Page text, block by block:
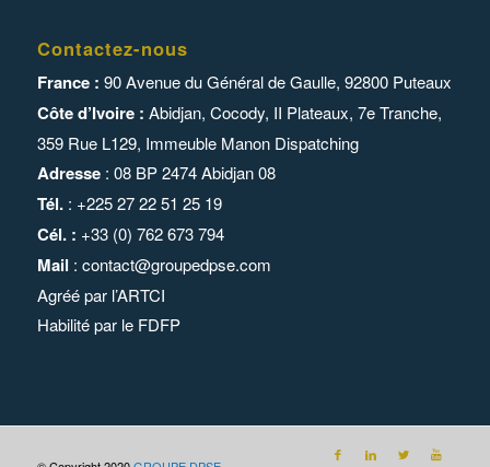
Contactez-nous
France : 90 Avenue du Général de Gaulle, 92800 Puteaux
Côte d’Ivoire : Abidjan, Cocody, II Plateaux, 7e Tranche,
359 Rue L129, Immeuble Manon Dispatching
Adresse: 08 BP 2474 Abidjan 08
Tél.: +225 27 22 51 25 19
Cél. : +33 (0) 762 673 794
Mail : contact@groupedpse.com
Agréé par l’ARTCI
Habilité par le FDFP